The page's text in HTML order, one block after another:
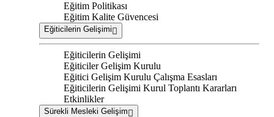
Eğitim Politikası
Eğitim Kalite Güvencesi
Eğiticilerin Gelişimi
Eğiticilerin Gelişimi
Eğiticiler Gelişim Kurulu
Eğitici Gelişim Kurulu Çalışma Esasları
Eğiticilerin Gelişimi Kurul Toplantı Kararları
Etkinlikler
Sürekli Mesleki Gelişim